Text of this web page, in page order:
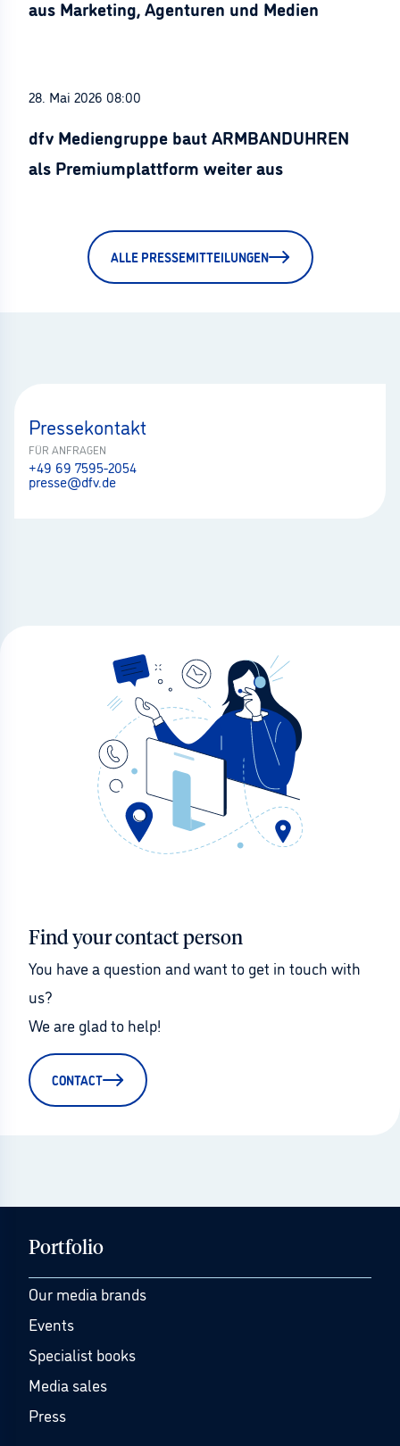
aus Marketing, Agenturen und Medien
28. Mai 2026 08:00
dfv Mediengruppe baut ARMBANDUHREN
als Premiumplattform weiter aus
ALLE PRESSEMITTEILUNGEN
Pressekontakt
FÜR ANFRAGEN
+49 69 7595-2054
presse@dfv.de
Find your contact person
You have a question and want to get in touch with
us?
We are glad to help!
CONTACT
Portfolio
Our media brands
Events
Specialist books
Media sales
Press